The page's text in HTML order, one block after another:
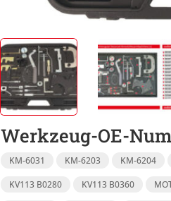
Werkzeug-OE-
KM-6031 KM-6203 KM-6204
KV113 B0280
KV113 B0360